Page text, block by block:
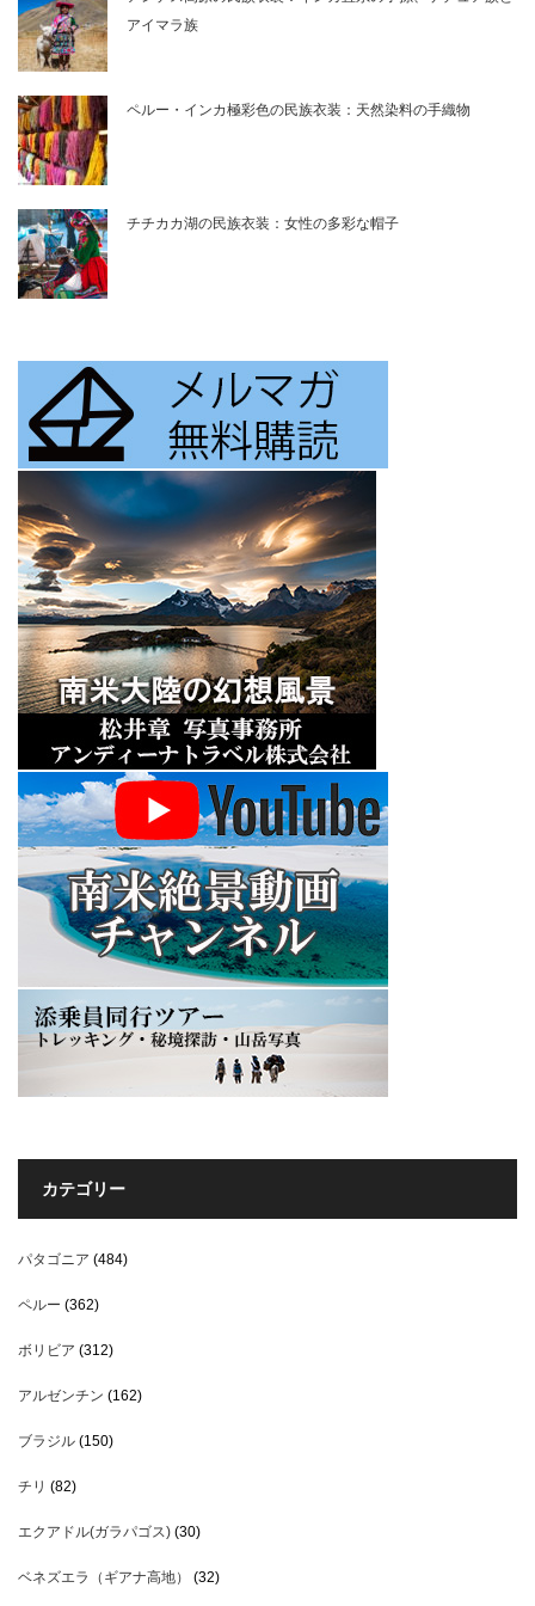
アイマラ族
ペルー・インカ極彩色の民族衣装：天然染料の手織物
チチカカ湖の民族衣装：女性の多彩な帽子
カテゴリー
パタゴニア (484)
ペルー (362)
ボリビア (312)
アルゼンチン (162)
ブラジル (150)
チリ (82)
エクアドル(ガラパゴス) (30)
ベネズエラ（ギアナ高地） (32)